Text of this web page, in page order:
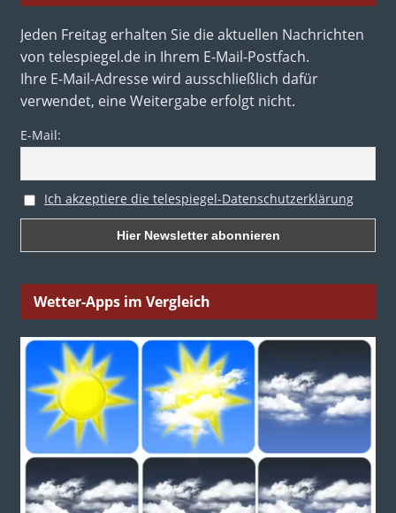
Jeden Freitag erhalten Sie die aktuellen Nachrichten
von telespiegel.de in Ihrem E-Mail-Postfach.
Ihre E-Mail-Adresse wird ausschließlich dafür
verwendet, eine Weitergabe erfolgt nicht.
E-Mail:
Ich akzeptiere die telespiegel-Datenschutzerklärung
Wetter-Apps im Vergleich